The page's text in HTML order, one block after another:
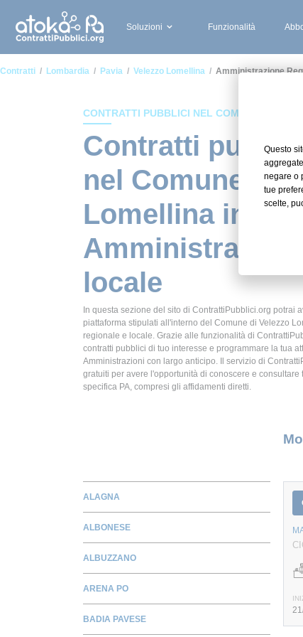
Soluzioni Funzionalità
Contratti Lombardia Pavia Velezzo Lomellina Amministrazione
CONTRATTI PUBBLICI NEL COMUNE DI
Contratti
nel Comune di
Lomellina in
locale
In questa sezione del sito di ContrattiPubblici.org potrai
piattaforma stipulati all'interno del Comune di Velezzo
regionale e locale. Grazie alle funzionalità di
contratti pubblici di tuo interesse e programmare la tua
Amministrazioni con largo anticipo. Il servizio di
gratuiti per avere l'opportunità di conoscere e
specifica PA, compresi gli affidamenti diretti.
ALAGNA
ALBONESE
ALBUZZANO
ARENA PO
BADIA PAVESE